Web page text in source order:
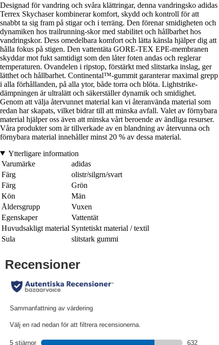
Designad för vandring och svåra klättringar, denna vandringsko adidas
Terrex Skychaser kombinerar komfort, skydd och kontroll för att
snabbt ta sig fram på stigar och i terräng. Den förenar smidigheten och
dynamiken hos trailrunning-skor med stabilitet och hållbarhet hos
vandringskor. Dess omedelbara komfort och lätta känsla hjälper dig att
hålla fokus på stigen. Den vattentäta GORE-TEX EPE-membranen
skyddar mot fukt samtidigt som den låter foten andas och reglerar
temperaturen. Ovandelen i ripstop, förstärkt med slitstarka inslag, ger
lätthet och hållbarhet. Continental™-gummit garanterar maximal grepp
i alla förhållanden, på alla ytor, både torra och blöta. Lightstrike-
dämpningen är ultralätt och säkerställer dynamik och smidighet.
Genom att välja återvunnet material kan vi återanvända material som
redan har skapats, vilket bidrar till att minska avfall. Valet av förnybara
material hjälper oss även att minska vårt beroende av ändliga resurser.
Våra produkter som är tillverkade av en blandning av återvunna och
förnybara material innehåller minst 20 % av dessa material.
Ytterligare information
Varumärke
adidas
Färg
olistr/silgrn/svart
Färg
Grön
Kön
Män
Åldersgrupp
Vuxen
Egenskaper
Vattentät
Huvudsakligt material Syntetiskt material / textil
Sula
slitstark gummi